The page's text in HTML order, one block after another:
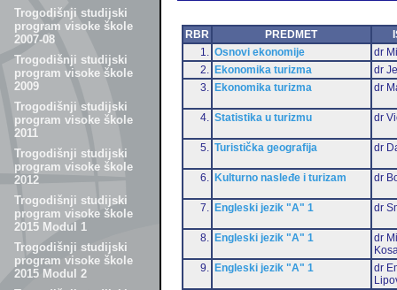
Trogodišnji studijski
program visoke škole
2007-08
Trogodišnji studijski
program visoke škole
2009
Trogodišnji studijski
program visoke škole
2011
Trogodišnji studijski
program visoke škole
2012
Trogodišnji studijski
program visoke škole
2015 Modul 1
Trogodišnji studijski
program visoke škole
2015 Modul 2
RBR PREDMET
1.
Osnovi ekonomije
dr
2.
Ekonomika turizma
dr
3.
Ekonomika turizma dr
4. Statistika u turizmu dr
5. Turistička geografija dr
6. Kulturno nasleđe i turizam dr
7. Engleski jezik "A" 1 dr
8. Engleski jezik "A" 1
dr
9.
Engleski jezik "A" 1
dr